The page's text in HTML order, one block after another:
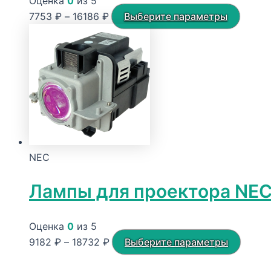
7753 ₽ – 16186 ₽Диапазон
цен:
7753 ₽
–
16186 ₽
Выберите параметры
Этот
NEC
Лампы для проектора
Оценка 0 из 5
9182 ₽ – 18732 ₽Диапазон
цен:
Выберите параметры
Этот